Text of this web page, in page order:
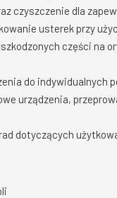
czyszczenie dla
usterek przy
części na
do indywidualnych
urządzenia,
dotyczących